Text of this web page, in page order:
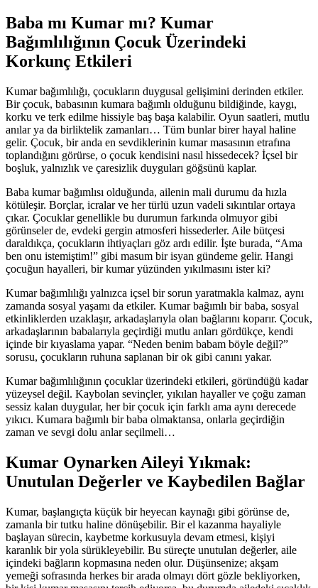
Baba mı Kumar mı? Kumar
Bağımlılığının Çocuk Üzerindeki
Korkunç Etkileri
Kumar bağımlılığı, çocukların duygusal gelişimini derinden etkiler.
Bir çocuk, babasının kumara bağımlı olduğunu bildiğinde, kaygı,
korku ve terk edilme hissiyle baş başa kalabilir. Oyun saatleri, mutlu
anılar ya da birliktelik zamanları… Tüm bunlar birer hayal haline
gelir. Çocuk, bir anda en sevdiklerinin kumar masasının etrafına
toplandığını görürse, o çocuk kendisini nasıl hissedecek? İçsel bir
boşluk, yalnızlık ve çaresizlik duyguları göğsünü kaplar.
Baba kumar bağımlısı olduğunda, ailenin mali durumu da hızla
kötüleşir. Borçlar, icralar ve her türlü uzun vadeli sıkıntılar ortaya
çıkar. Çocuklar genellikle bu durumun farkında olmuyor gibi
görünseler de, evdeki gergin atmosferi hissederler. Aile bütçesi
daraldıkça, çocukların ihtiyaçları göz ardı edilir. İşte burada, “Ama
ben onu istemiştim!” gibi masum bir isyan gündeme gelir. Hangi
çocuğun hayalleri, bir kumar yüzünden yıkılmasını ister ki?
Kumar bağımlılığı yalnızca içsel bir sorun yaratmakla kalmaz, aynı
zamanda sosyal yaşamı da etkiler. Kumar bağımlı bir baba, sosyal
etkinliklerden uzaklaşır, arkadaşlarıyla olan bağlarını koparır. Çocuk,
arkadaşlarının babalarıyla geçirdiği mutlu anları gördükçe, kendi
içinde bir kıyaslama yapar. “Neden benim babam böyle değil?”
sorusu, çocukların ruhuna saplanan bir ok gibi canını yakar.
Kumar bağımlılığının çocuklar üzerindeki etkileri, göründüğü kadar
yüzeysel değil. Kaybolan sevinçler, yıkılan hayaller ve çoğu zaman
sessiz kalan duygular, her bir çocuk için farklı ama aynı derecede
yıkıcı. Kumara bağımlı bir baba olmaktansa, onlarla geçirdiğin
zaman ve sevgi dolu anlar seçilmeli…
Kumar Oynarken Aileyi Yıkmak:
Unutulan Değerler ve Kaybedilen Bağlar
Kumar, başlangıçta küçük bir heyecan kaynağı gibi görünse de,
zamanla bir tutku haline dönüşebilir. Bir el kazanma hayaliyle
başlayan sürecin, kaybetme korkusuyla devam etmesi, kişiyi
karanlık bir yola sürükleyebilir. Bu süreçte unutulan değerler, aile
içindeki bağların kopmasına neden olur. Düşünsenize; akşam
yemeği sofrasında herkes bir arada olmayı dört gözle bekliyorken,